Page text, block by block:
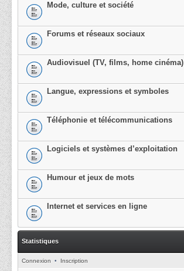
Mode, culture et société
Forums et réseaux sociaux
Audiovisuel (TV, films, home cinéma)
Langue, expressions et symboles
Téléphonie et télécommunications
Logiciels et systèmes d’exploitation
Humour et jeux de mots
Internet et services en ligne
Statistiques
Connexion • Inscription